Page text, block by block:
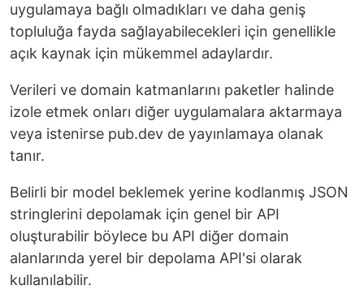
uygulamaya bağlı olmadıkları ve daha geniş
topluluğa fayda sağlayabilecekleri için genellikle
açık kaynak için mükemmel adaylardır.
Verileri ve domain katmanlarını paketler halinde
izole etmek onları diğer uygulamalara aktarmaya
veya istenirse pub.dev de yayınlamaya olanak
tanır.
Belirli bir model beklemek yerine kodlanmış JSON
stringlerini depolamak için genel bir API
oluşturabilir böylece bu API diğer domain
alanlarında yerel bir depolama API'si olarak
kullanılabilir.